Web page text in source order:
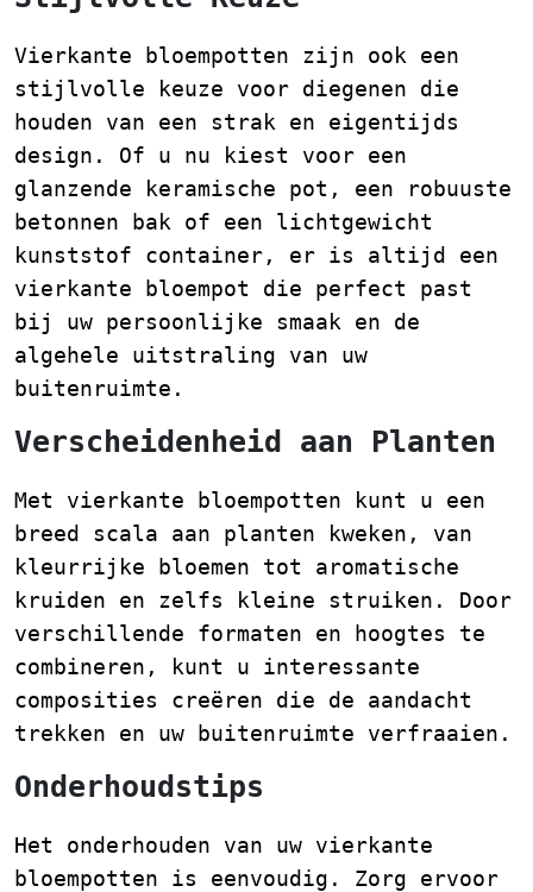
Vierkante bloempotten zijn ook een
stijlvolle keuze voor diegenen die
houden van een strak en eigentijds
design. Of u nu kiest voor een
glanzende keramische pot, een robuuste
betonnen bak of een lichtgewicht
kunststof container, er is altijd een
vierkante bloempot die perfect past
bij uw persoonlijke smaak en de
algehele uitstraling van uw
buitenruimte.
Verscheidenheid aan Planten
Met vierkante bloempotten kunt u een
breed scala aan planten kweken, van
kleurrijke bloemen tot aromatische
kruiden en zelfs kleine struiken. Door
verschillende formaten en hoogtes te
combineren, kunt u interessante
composities creëren die de aandacht
trekken en uw buitenruimte verfraaien.
Onderhoudstips
Het onderhouden van uw vierkante
bloempotten is eenvoudig. Zorg ervoor